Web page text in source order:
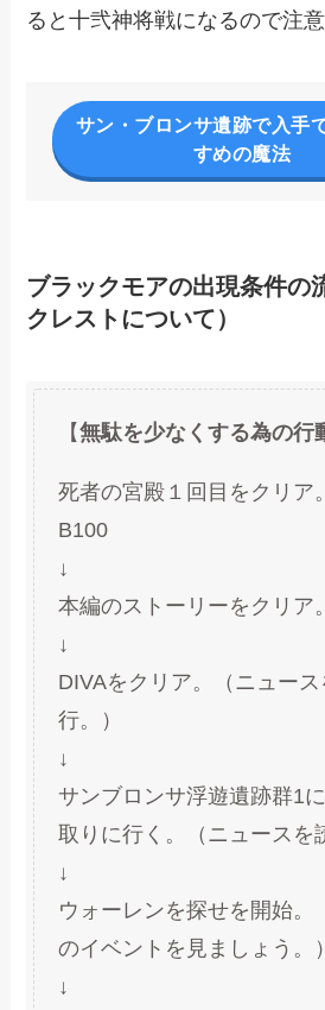
ると十弐神将戦になるので注意
サン・ブロンサ遺跡で入手
すめの魔法
ブラックモアの出現条件
クレストについて）
【無駄を少なくする為の行
死者の宮殿１回目をクリア
B100
↓
本編のストーリーをクリア。
↓
DIVAをクリア。（ニュー
行。）
↓
サンブロンサ浮遊遺跡群1
取りに行く。（ニュースを
↓
ウォーレンを探せを開始。
のイベントを見ましょう。）
↓